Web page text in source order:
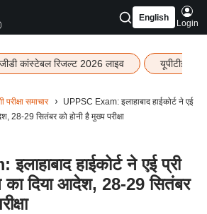
English
Login
कांस्टेबल रिजल्ट 2026 लाइव यूपीटीईटी
परीक्षा समाचार
UPPSC Exam: इलाहाबाद हाईकोर्ट ने एई
28-29 सितंबर को होनी है मुख्य परीक्षा
हाईकोर्ट ने एई प्री
दिया आदेश, 28-29 सितंबर